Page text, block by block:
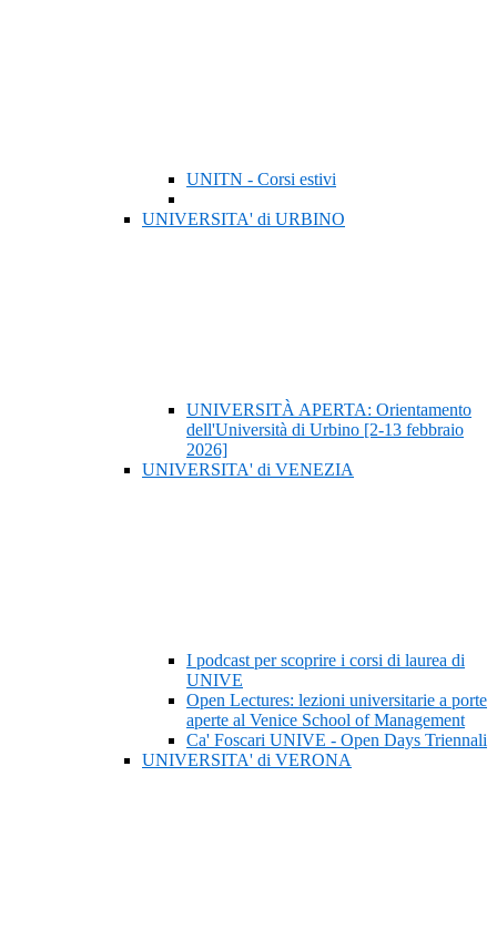
UNITN - Corsi estivi
UNIVERSITA' di URBINO
UNIVERSITÀ APERTA: Orientamento
dell'Università di Urbino [2-13 febbraio
2026]
UNIVERSITA' di VENEZIA
I podcast per scoprire i corsi di laurea di
UNIVE
Open Lectures: lezioni universitarie a porte
aperte al Venice School of Management
Ca' Foscari UNIVE - Open Days Triennali
UNIVERSITA' di VERONA